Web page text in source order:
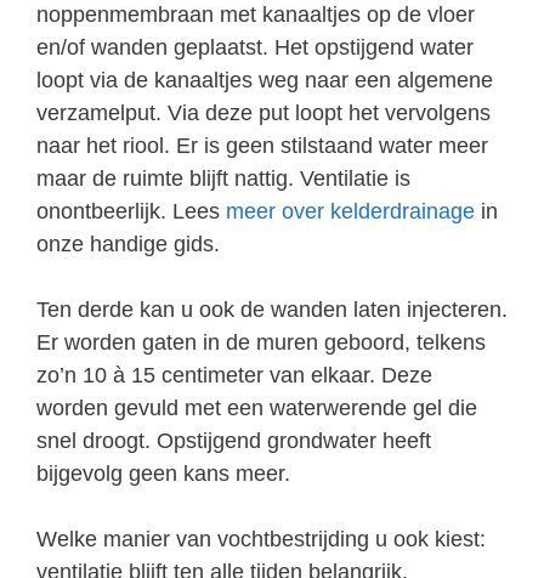
noppenmembraan met kanaaltjes op de vloer
en/of wanden geplaatst. Het opstijgend water
loopt via de kanaaltjes weg naar een algemene
verzamelput. Via deze put loopt het vervolgens
naar het riool. Er is geen stilstaand water meer
maar de ruimte blijft nattig. Ventilatie is
onontbeerlijk. Lees meer over kelderdrainage in
onze handige gids.
Ten derde kan u ook de wanden laten injecteren.
Er worden gaten in de muren geboord, telkens
zo’n 10 à 15 centimeter van elkaar. Deze
worden gevuld met een waterwerende gel die
snel droogt. Opstijgend grondwater heeft
bijgevolg geen kans meer.
Welke manier van vochtbestrijding u ook kiest:
ventilatie blijft ten alle tijden belangrijk.